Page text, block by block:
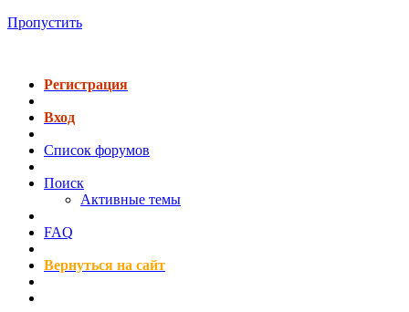
Пропустить
Регистрация
Вход
Список форумов
Поиск
Активные темы
FAQ
Вернуться на сайт